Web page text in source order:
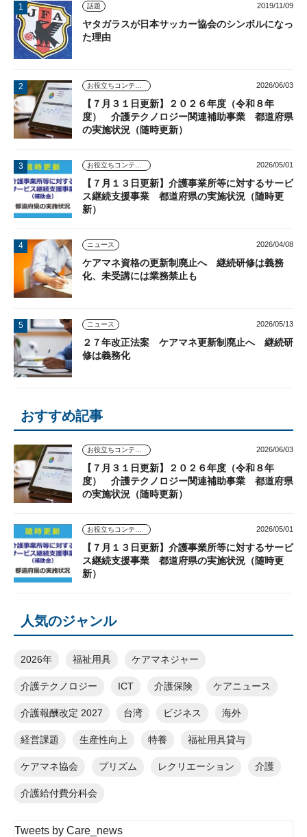
話題 2019/11/09
ヤタガラスが日本サッカー協会のシンボルになっ
た理由
2026/06/03
【７月３１日更新】２０２６年度（令和８年
度） 介護テクノロジー関連補助事業 都道府県
の実施状況（随時更新）
2026/05/01
【７月１３日更新】介護事業所等に対するサービ
ス継続支援事業 都道府県の実施状況（随時更
新）
ニュース 2026/04/08
ケアマネ資格の更新制廃止へ 継続研修は義務
化、未受講には業務禁止も
ニュース 2026/05/13
２７年改正法案 ケアマネ更新制廃止へ 継続研
修は義務化
おすすめ記事
2026/06/03
【７月３１日更新】２０２６年度（令和８年
度） 介護テクノロジー関連補助事業 都道府県
の実施状況（随時更新）
2026/05/01
【７月１３日更新】介護事業所等に対するサービ
ス継続支援事業 都道府県の実施状況（随時更
新）
人気のジャンル
2026年 福祉用具 ケアマネジャー
介護テクノロジー ICT 介護保険 ケアニュース
介護報酬改定 2027 台湾 ビジネス 海外
経営課題 生産性向上 特養 福祉用具貸与
ケアマネ協会 プリズム レクリエーション 介護
介護給付費分科会
Tweets by Care_news